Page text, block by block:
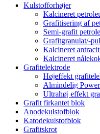
Kulstofforhøjer
Kalcineret
Grafitisering af
Semi-grafit
Grafitgranulat/-
Kalcineret
Kalcineret
Grafitelektrode
Højeffekt
Almindelig
Ultrahøj effekt
Grafit firkantet blok
Anodekulstofblok
Katodekulstofblok
Grafitskrot